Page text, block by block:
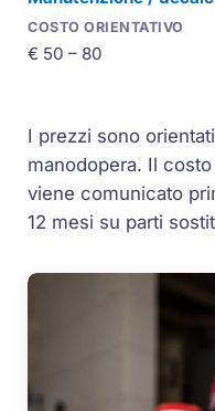
€ 50 – 80
I prezzi sono
manodopera. Il
viene comunicato
12 mesi su parti